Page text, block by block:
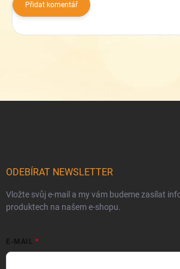
Přidat komentář
ODEBÍRAT NEWSLETTER
Vložte svůj e-mail a my vám budeme zasílat
produktech na našem e-shopu.
E-MAIL